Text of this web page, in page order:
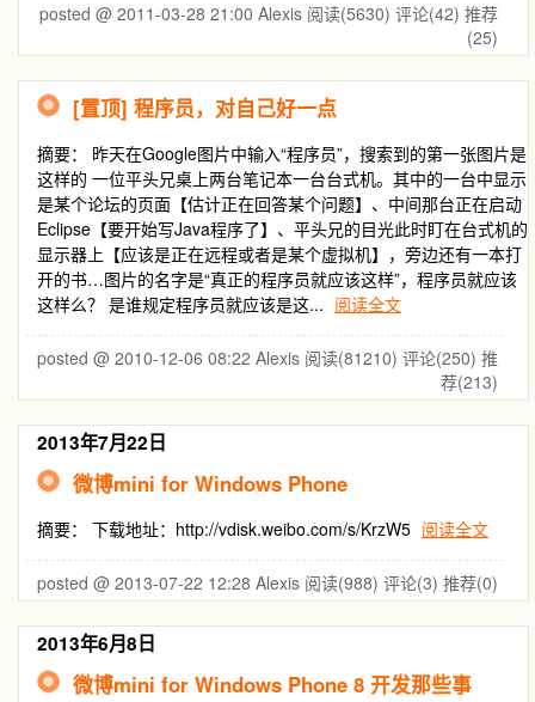
posted @ 2011-03-28 21:00 Alexis 阅读(5630) 评论(42) 推荐
(25)
[置顶] 程序员，对自己好一点
摘要： 昨天在Google图片中输入“程序员”，搜索到的第一张图片是
这样的 一位平头兄桌上两台笔记本一台台式机。其中的一台中显示
是某个论坛的页面【估计正在回答某个问题】、中间那台正在启动
Eclipse【要开始写Java程序了】、平头兄的目光此时盯在台式机的
显示器上【应该是正在远程或者是某个虚拟机】，旁边还有一本打
开的书…图片的名字是“真正的程序员就应该这样”，程序员就应该
这样么？ 是谁规定程序员就应该是这... 阅读全文
posted @ 2010-12-06 08:22 Alexis 阅读(81210) 评论(250) 推
荐(213)
2013年7月22日
微博mini for Windows Phone
摘要： 下载地址：http://vdisk.weibo.com/s/KrzW5 阅读全文
posted @ 2013-07-22 12:28 Alexis 阅读(988) 评论(3) 推荐(0)
2013年6月8日
微博mini for Windows Phone 8 开发那些事